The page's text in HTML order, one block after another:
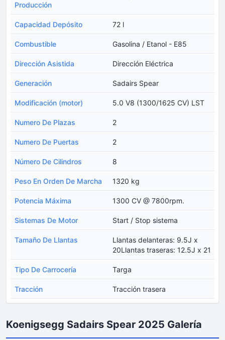
Producción
Capacidad Depósito 72 l
Combustible Gasolina / Etanol - E85
Dirección Asistida Dirección Eléctrica
Generación Sadairs Spear
Modificación (motor) 5.0 V8 (1300/1625 CV) LST
Numero De Plazas 2
Numero De Puertas 2
Número De Cilindros 8
Peso En Orden De Marcha 1320 kg
Potencia Máxima 1300 CV @ 7800rpm.
Sistemas De Motor Start / Stop sistema
Tamaño De Llantas
Llantas delanteras: 9.5J x
20Llantas traseras: 12.5J x 21
Tipo De Carrocería Targa
Tracción Tracción trasera
Koenigsegg Sadairs Spear 2025 Galería